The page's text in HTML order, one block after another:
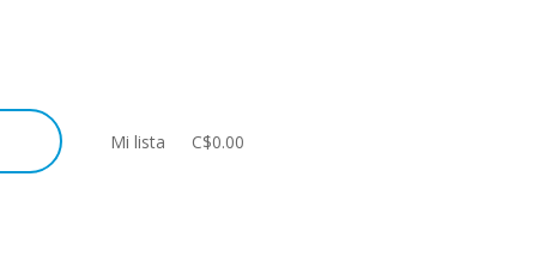
Mi lista C$0.00